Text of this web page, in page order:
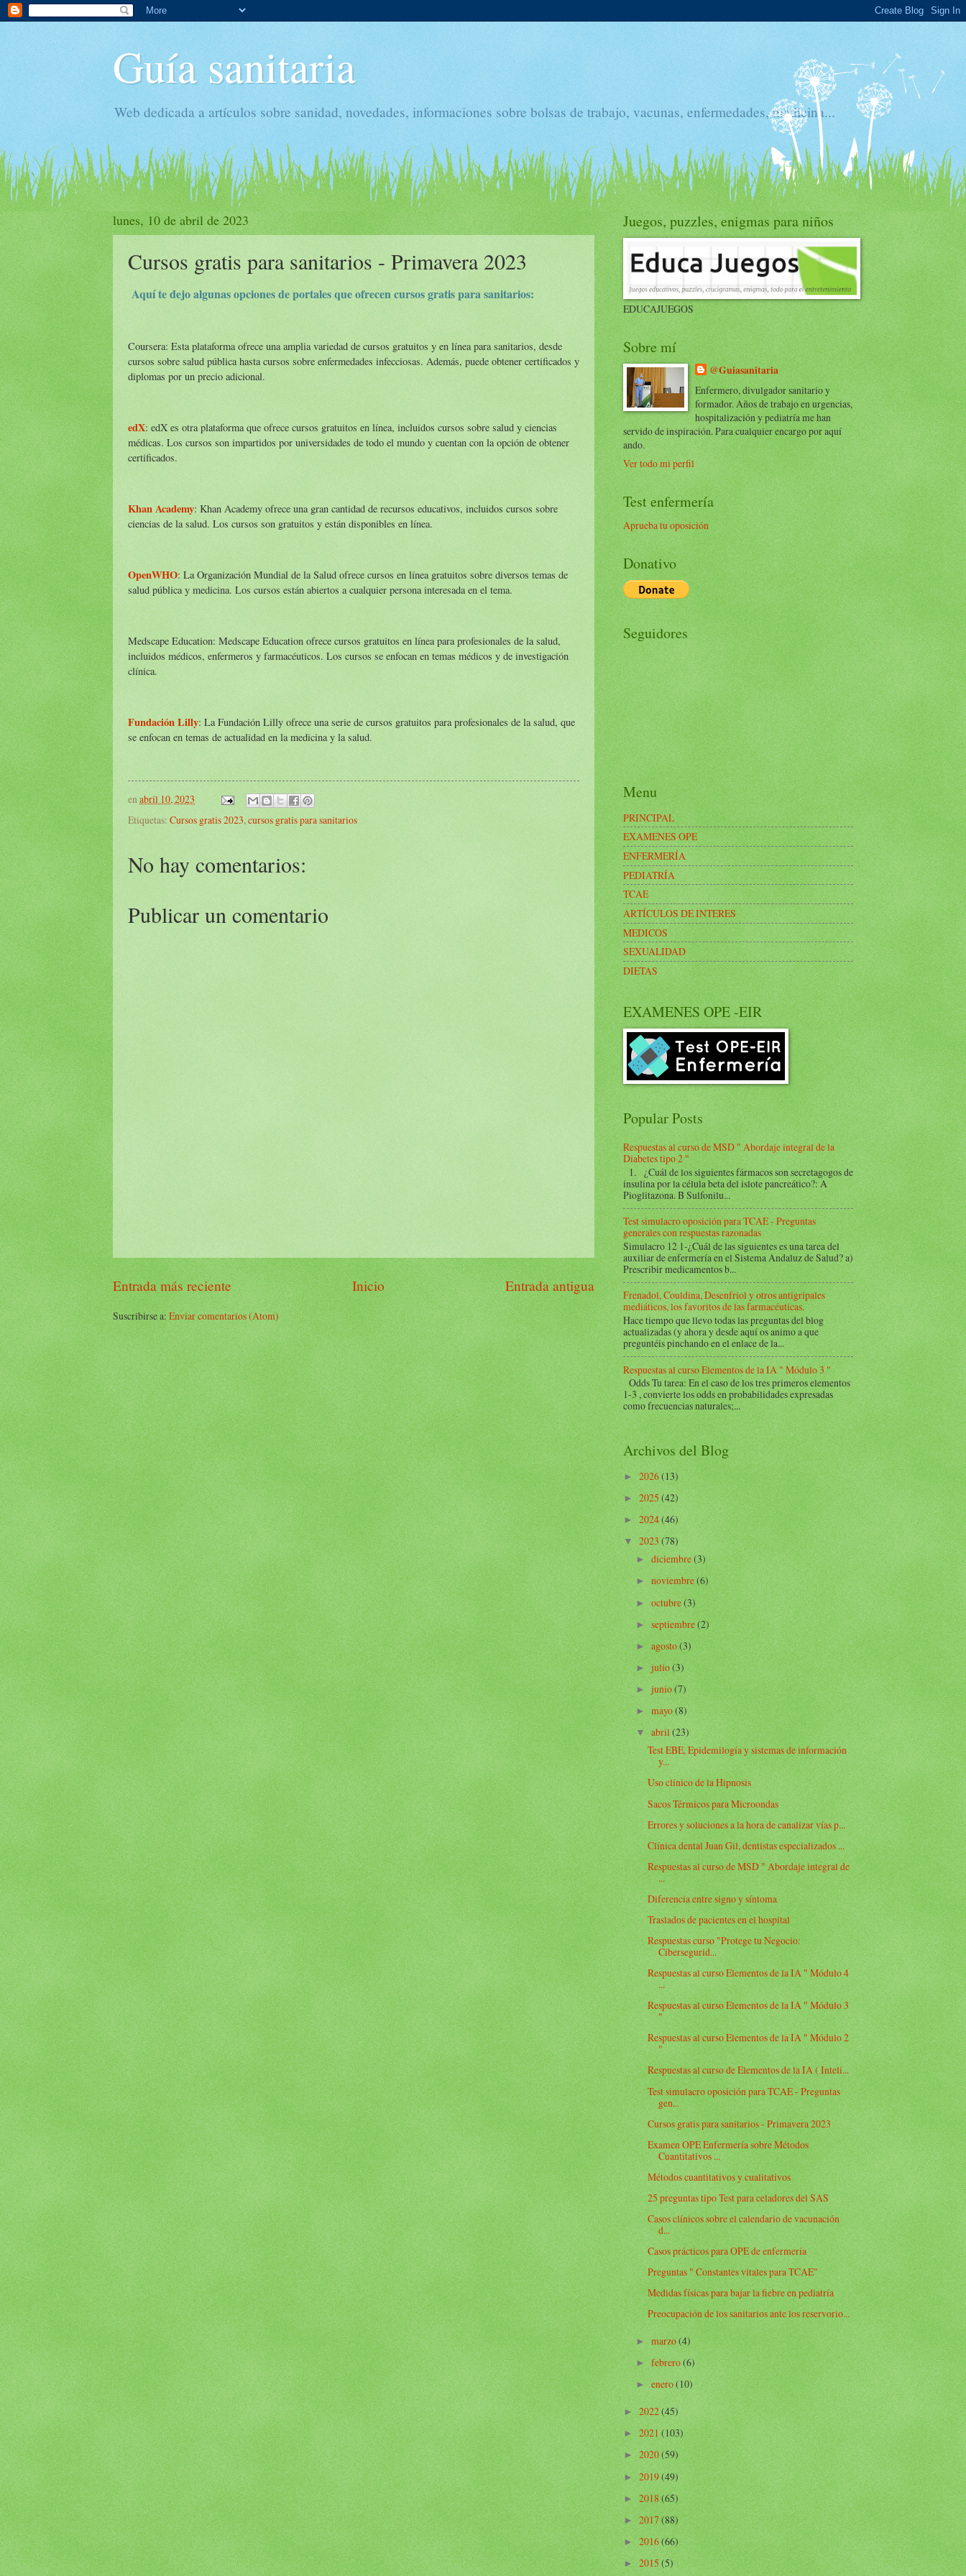
Guía sanitaria
Web dedicada a artículos sobre sanidad, novedades, informaciones sobre bolsas de trabajo, vacunas, enfermedades, medicina...
lunes, 10 de abril de 2023
Cursos gratis para sanitarios - Primavera 2023
Aquí te dejo algunas opciones de portales que ofrecen cursos gratis para sanitarios:
Coursera: Esta plataforma ofrece una amplia variedad de cursos gratuitos y en línea para sanitarios, desde
cursos sobre salud pública hasta cursos sobre enfermedades infecciosas. Además, puede obtener certificados y
diplomas por un precio adicional.
edX: edX es otra plataforma que ofrece cursos gratuitos en línea, incluidos cursos sobre salud y ciencias
médicas. Los cursos son impartidos por universidades de todo el mundo y cuentan con la opción de obtener
certificados.
Khan Academy: Khan Academy ofrece una gran cantidad de recursos educativos, incluidos cursos sobre
ciencias de la salud. Los cursos son gratuitos y están disponibles en línea.
OpenWHO: La Organización Mundial de la Salud ofrece cursos en línea gratuitos sobre diversos temas de
salud pública y medicina. Los cursos están abiertos a cualquier persona interesada en el tema.
Medscape Education: Medscape Education ofrece cursos gratuitos en línea para profesionales de la salud,
incluidos médicos, enfermeros y farmacéuticos. Los cursos se enfocan en temas médicos y de investigación
clínica.
Fundación Lilly: La Fundación Lilly ofrece una serie de cursos gratuitos para profesionales de la salud, que
se enfocan en temas de actualidad en la medicina y la salud.
enabril 10, 2023
Etiquetas: Cursos gratis 2023,cursos gratis para sanitarios
No hay comentarios:
Publicar un comentario
Entrada más reciente Entrada antigua
Inicio
Suscribirse a:Enviar comentarios (Atom)
Juegos, puzzles, enigmas para niños
EDUCAJUEGOS
Sobre mí
@Guiasanitaria
Enfermero, divulgador sanitario y
formador. Años de trabajo en urgencias,
hospitalización y pediatría me han
servido de inspiración. Para cualquier encargo por aquí
ando.
Ver todo mi perfil
Test enfermería
Aprueba tu oposición
Donativo
Seguidores
Menu
PRINCIPAL
EXAMENES OPE
ENFERMERÍA
PEDIATRÍA
TCAE
ARTÍCULOS DE INTERES
MEDICOS
SEXUALIDAD
DIETAS
EXAMENES OPE -EIR
Popular Posts
Respuestas al curso de MSD " Abordaje integral de la
Diabetes tipo 2 "
1. ¿Cuál de los siguientes fármacos son secretagogos de
insulina por la célula beta del islote pancreático?: A
Pioglitazona. B Sulfonilu...
Test simulacro oposición para TCAE - Preguntas
generales con respuestas razonadas
Simulacro 12 1-¿Cuál de las siguientes es una tarea del
auxiliar de enfermería en el Sistema Andaluz de Salud? a)
Prescribir medicamentos b...
Frenadol, Couldina, Desenfriol y otros antigripales
mediáticos, los favoritos de las farmacéuticas.
Hace tiempo que llevo todas las preguntas del blog
actualizadas (y ahora y desde aquí os animo a que
preguntéis pinchando en el enlace de la...
Respuestas al curso Elementos de la IA " Módulo 3 "
Odds Tu tarea: En el caso de los tres primeros elementos
1-3 , convierte los odds en probabilidades expresadas
como frecuencias naturales;...
Archivos del Blog
►2026(13)
►2025(42)
►2024(46)
▼2023(78)
►diciembre(3)
►noviembre(6)
►octubre(3)
►septiembre(2)
► agosto(3)
►julio(3)
►junio(7)
►mayo(8)
▼abril(23)
Test EBE, Epidemilogía y sistemas de información
y...
Uso clínico de la Hipnosis
Sacos Térmicos para Microondas
Errores y soluciones a la hora de canalizar vías p...
Clínica dental Juan Gil, dentistas especializados ...
Respuestas al curso de MSD " Abordaje integral de
...
Diferencia entre signo y síntoma
Traslados de pacientes en el hospital
Respuestas curso "Protege tu Negocio:
Cibersegurid...
Respuestas al curso Elementos de la IA " Módulo 4
...
Respuestas al curso Elementos de la IA " Módulo 3
"
Respuestas al curso Elementos de la IA " Módulo 2
"
Respuestas al curso de Elementos de la IA ( Inteli...
Test simulacro oposición para TCAE - Preguntas
gen...
Cursos gratis para sanitarios - Primavera 2023
Examen OPE Enfermería sobre Métodos
Cuantitativos ...
Métodos cuantitativos y cualitativos
25 preguntas tipo Test para celadores del SAS
Casos clínicos sobre el calendario de vacunación
d...
Casos prácticos para OPE de enfermería
Preguntas " Constantes vitales para TCAE"
Medidas físicas para bajar la fiebre en pediatría
Preocupación de los sanitarios ante los reservorio...
►marzo(4)
►febrero(6)
►enero(10)
►2022(45)
►2021(103)
►2020(59)
►2019(49)
►2018 (65)
►2017(88)
►2016(66)
► 2015(5)